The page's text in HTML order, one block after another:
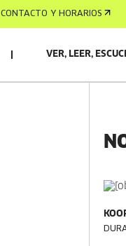
CONTACTO Y HORARIOS
VER, LEER,